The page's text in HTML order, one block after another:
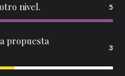
nivel. 5
propuesta
3